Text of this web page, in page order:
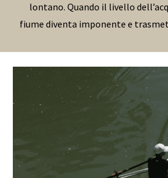
lontano. Quando il livello
fiume diventa imponente e